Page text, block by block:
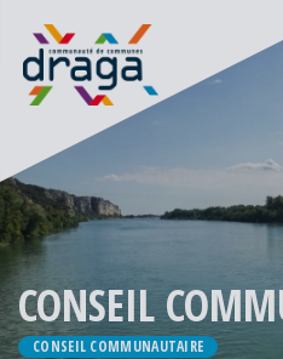
CONSEIL
CONSEIL COMMUNAUTAIRE